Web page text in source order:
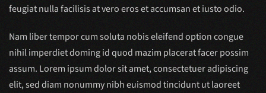
feugiat nulla facilisis at vero eros et accumsan et iusto odio.
Nam liber tempor cum soluta nobis eleifend option congue
nihil imperdiet doming id quod mazim placerat facer possim
assum. Lorem ipsum dolor sit amet, consectetuer adipiscing
elit, sed diam nonummy nibh euismod tincidunt ut laoreet